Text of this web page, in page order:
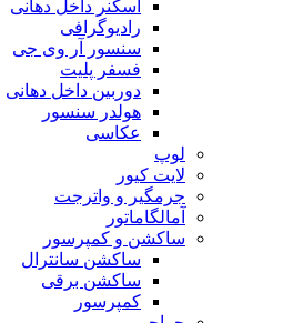
اسکنر داخل دهانی
رادیوگرافی
سنسور آر وی جی
فسفر پلیت
دوربین داخل دهانی
هولدر سنسور
عکاسی
لوپ
لایت کیور
جرمگیر و واترجت
آمالگاماتور
ساکشن و کمپرسور
ساکشن سانترال
ساکشن برقی
کمپرسور